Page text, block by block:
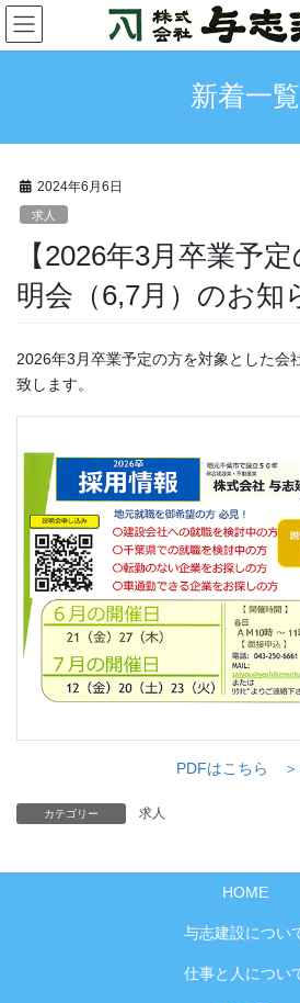
コ
ン
テ
移
ナ
ビ
ゲ
ン
新着一覧
2024年6月6日
求人
【2026年3月卒業予
明会（6,7月）のお知
2026年3月卒業予定の方を対象とした会
致します。
PDFはこちら ＞
カテゴリー 求人
HOME
与志建設につい
仕事と人につい